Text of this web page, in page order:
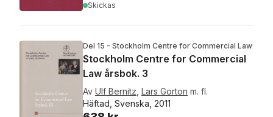
Skickas
Del 15 - Stockholm Centre for Commercial Law
Stockholm Centre for Commercial
Law årsbok. 3
Av Ulf Bernitz Lars Gorton m. fl.
Häftad, Svenska, 2011